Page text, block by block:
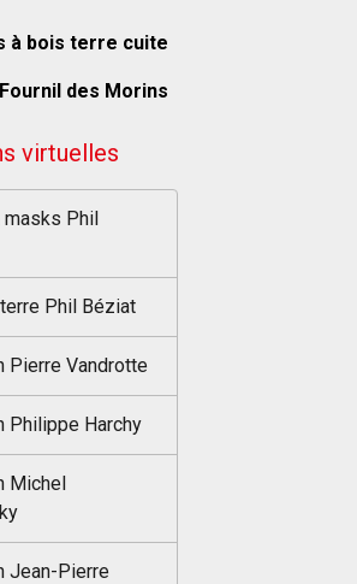
à bois terre cuite
des Morins
virtuelles
masks Phil
Phil Béziat
Pierre Vandrotte
Philippe Harchy
Michel
Jean-Pierre